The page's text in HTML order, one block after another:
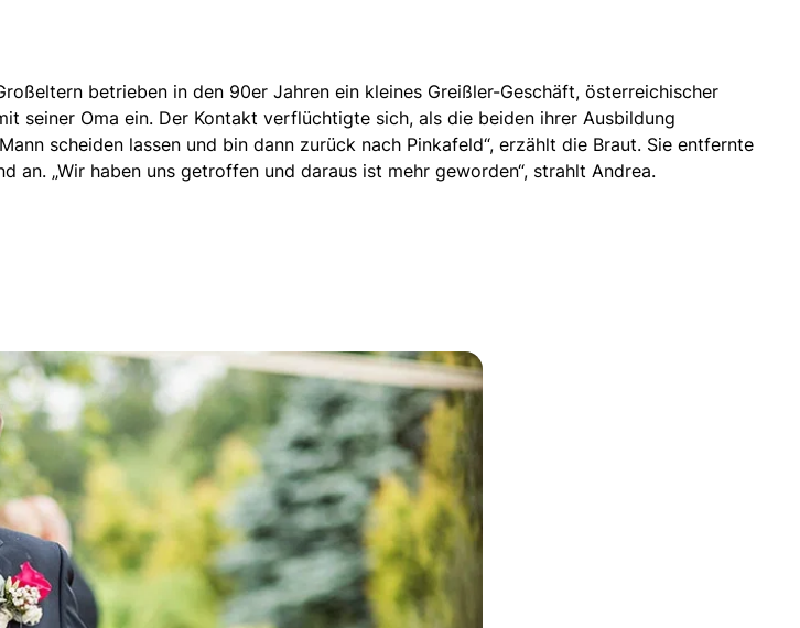
betrieben in den 90er Jahren ein kleines Greißler-Geschäft, österreichischer
seiner Oma ein. Der Kontakt verflüchtigte sich, als die beiden ihrer Ausbildung
scheiden lassen und bin dann zurück nach Pinkafeld“, erzählt die Braut. Sie entfernte
an. „Wir haben uns getroffen und daraus ist mehr geworden“, strahlt Andrea.